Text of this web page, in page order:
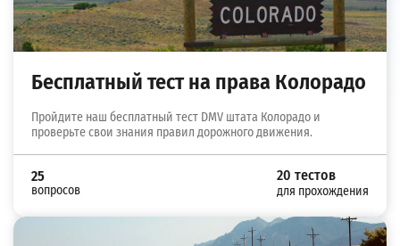
Бесплатный тест на права Колорадо
Пройдите наш бесплатный тест DMV штата Колорадо и
проверьте свои знания правил дорожного движения.
25
вопросов
20 тестов
для прохождения